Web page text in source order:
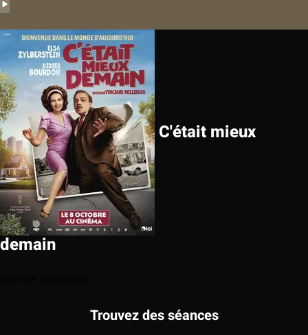
C'était mieux
demain
Trouvez des séances